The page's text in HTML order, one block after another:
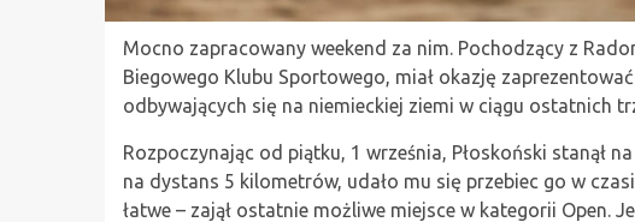
Mocno zapracowany weekend za nim. Pochodzący z
Biegowego Klubu Sportowego, miał okazję
odbywających się na niemieckiej ziemi w ciągu ostatnich
Rozpoczynając od piątku, 1 września, Płoskoński stanął
na dystans 5 kilometrów, udało mu się przebiec go w
łatwe – zajął ostatnie możliwe miejsce w kategorii Open.